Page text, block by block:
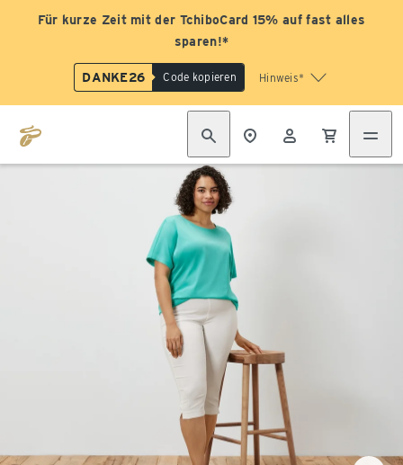
Für kurze Zeit mit der TchiboCard 15% auf fast alles
sparen!*
DANKE26 Code kopieren Hinweis*